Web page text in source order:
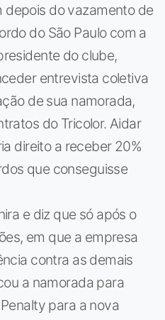
depois do vazamento de
do São Paulo com a
do clube,
entrevista coletiva
de sua namorada,
do Tricolor. Aidar
direito a receber 20%
que conseguisse
e diz que só após o
em que a empresa
contra as demais
a namorada para
para a nova